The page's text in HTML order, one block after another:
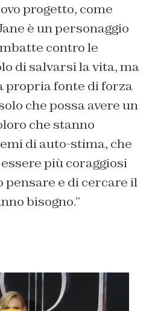
progetto, come
è un personaggio
contro le
di salvarsi la vita, ma
propria fonte di forza
che possa avere un
che stanno
di auto-stima, che
più coraggiosi
pensare e di cercare il
bisogno.”